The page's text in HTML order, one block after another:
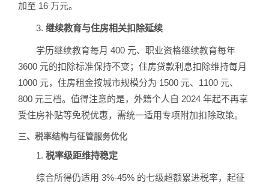
加至 16 万元。
3. 继续教育与住房相关扣除延续
学历继续教育每月 400 元、职业资格继续教育每年
3600 元的扣除标准保持不变；住房贷款利息扣除维持每月
1000 元，住房租金按城市规模分为 1500 元、1100 元、
800 元三档。值得注意的是，外籍个人自 2024 年起不再享
受住房补贴等免税优惠，需统一适用专项附加扣除政策。
三、税率结构与征管服务优化
1. 税率级距维持稳定
综合所得仍适用 3%-45% 的七级超额累进税率，起征